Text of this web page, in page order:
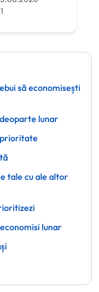
să economisești
lunar
prioritate
tale cu ale altor
lunar